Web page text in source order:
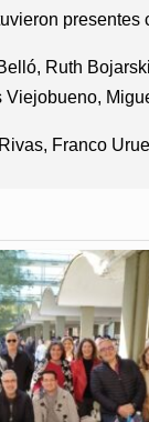
Ruth
Viejobueno,
Franco